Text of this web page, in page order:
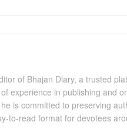
of Bhajan Diary, a trusted
experience in publishing and
is committed to preserving
to-read format for devotees